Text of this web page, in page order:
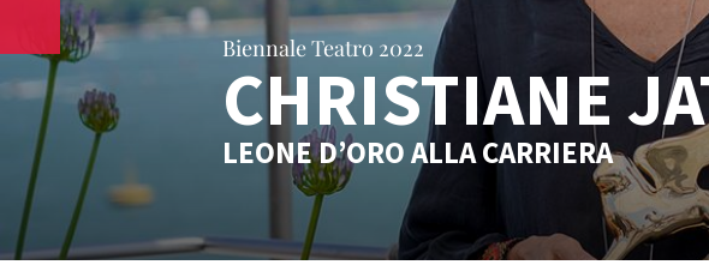
Biennale Teatro 2022
CHRISTIANE
LEONE D’ORO ALLA CARRIERA